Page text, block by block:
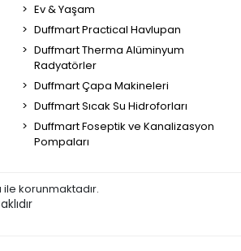
Ev & Yaşam
Duffmart Practical Havlupan
Duffmart Therma Alüminyum
Radyatörler
Duffmart Çapa Makineleri
Duffmart Sıcak Su Hidroforları
Duffmart Foseptik ve Kanalizasyon
Pompaları
ile korunmaktadır.